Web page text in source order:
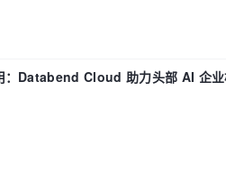
：Databend Cloud 助力头部 AI 企